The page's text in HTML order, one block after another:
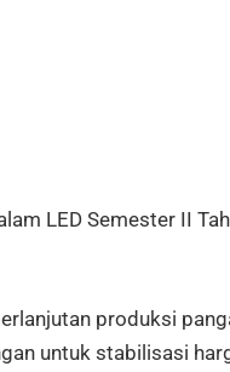
LED Semester II
produksi
untuk stabilisasi